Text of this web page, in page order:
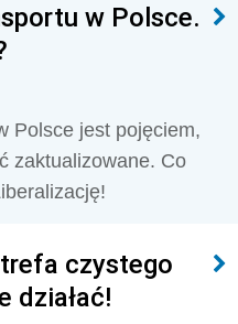
w Polsce.
Polsce jest pojęciem,
zaktualizowane. Co
czystego
działać!